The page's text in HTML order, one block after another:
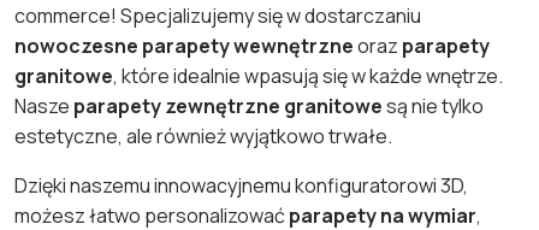
commerce! Specjalizujemy się w dostarczaniu
nowoczesne parapety wewnętrzneoraz parapety
granitowe, które idealnie wpasują się w każde wnętrze.
Nasze parapety zewnętrzne granitowesą nie tylko
estetyczne, ale również wyjątkowo trwałe.
Dzięki naszemu innowacyjnemu konfiguratorowi 3D,
możesz łatwo personalizowaćparapety na wymiar,